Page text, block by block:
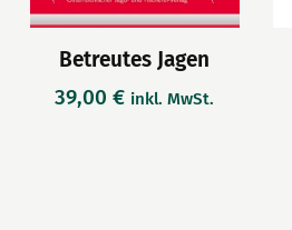
Betreutes Jagen
39,00€ inkl. MwSt.